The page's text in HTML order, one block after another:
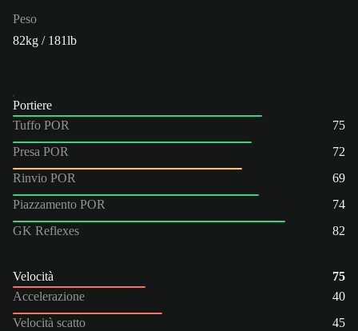
Peso
82kg / 181lb
Portiere
Tuffo POR
75
Presa POR
72
Rinvio POR
69
Piazzamento POR
74
GK Reflexes
82
Velocità
75
Accelerazione
40
Velocità scatto
45